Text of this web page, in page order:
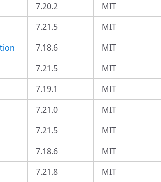
7.20.2 MIT
7.21.5 MIT
7.18.6 MIT
7.21.5 MIT
7.19.1 MIT
7.21.0 MIT
7.21.5 MIT
7.18.6 MIT
7.21.8 MIT